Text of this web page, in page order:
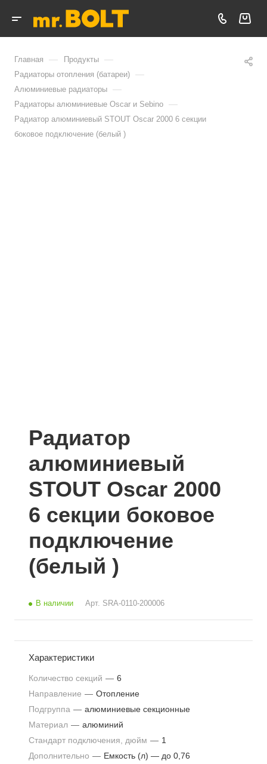
Главная — Продукты —
Радиаторы отопления (батареи) —
Алюминиевые радиаторы —
Радиаторы алюминиевые Oscar и Sebino —
Радиатор алюминиевый STOUT Oscar 2000 6 секции
боковое подключение (белый )
Радиатор
алюминиевый
STOUT Oscar 2000
6 секции боковое
подключение
(белый )
В наличии Арт. SRA-0110-200006
Характеристики
Количество секций — 6
Направление — Отопление
Подгруппа — алюминиевые секционные
Материал — алюминий
Стандарт подключения, дюйм — 1
Дополнительно — Емкость (л) — до 0,76